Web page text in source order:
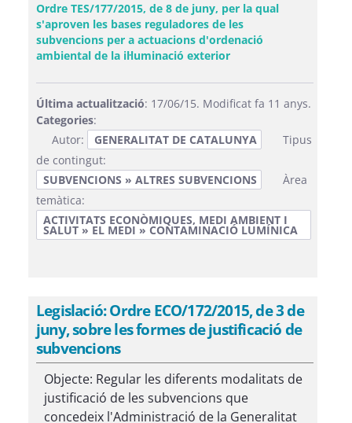
Ordre TES/177/2015, de 8 de juny, per la qual
s'aproven les bases reguladores de les
subvencions per a actuacions d'ordenació
ambiental de la il·luminació exterior(Obre una finestra
Última actualització: 17/06/15. Modificat fa 11 anys.
Categories:
Autor:
GENERALITAT DE CATALUNYA
Tipus
de contingut:
SUBVENCIONS » ALTRES SUBVENCIONS
Àrea
temàtica:
ACTIVITATS ECONÒMIQUES, MEDI AMBIENT I
SALUT » EL MEDI » CONTAMINACIÓ LUMÍNICA
Legislació: Ordre ECO/172/2015, de 3 de
juny, sobre les formes de justificació de
subvencions
Objecte: Regular les diferents modalitats de
justificació de les subvencions que
concedeix l'Administració de la Generalitat